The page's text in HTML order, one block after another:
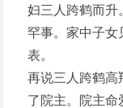
妇三人跨鹤而升
罕事。家中子女
表。
再说三人跨鹤高
了院主。院主命